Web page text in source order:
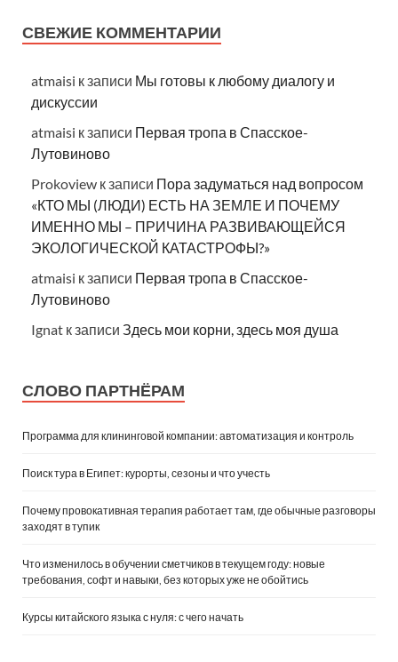
СВЕЖИЕ КОММЕНТАРИИ
atmaisi к записи Мы готовы к любому диалогу и
дискуссии
atmaisi к записи Первая тропа в Спасское-
Лутовиново
Prokoview к записи Пора задуматься над вопросом
«КТО МЫ (ЛЮДИ) ЕСТЬ НА ЗЕМЛЕ И ПОЧЕМУ
ИМЕННО МЫ – ПРИЧИНА РАЗВИВАЮЩЕЙСЯ
ЭКОЛОГИЧЕСКОЙ КАТАСТРОФЫ?»
atmaisi к записи Первая тропа в Спасское-
Лутовиново
Ignat к записи Здесь мои корни, здесь моя душа
СЛОВО ПАРТНЁРАМ
Программа для клининговой компании: автоматизация и контроль
Поиск тура в Египет: курорты, сезоны и что учесть
Почему провокативная терапия работает там, где обычные разговоры
заходят в тупик
Что изменилось в обучении сметчиков в текущем году: новые
требования, софт и навыки, без которых уже не обойтись
Курсы китайского языка с нуля: с чего начать